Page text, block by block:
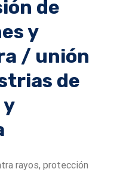
de
y
/ unión
de
rayos, protección